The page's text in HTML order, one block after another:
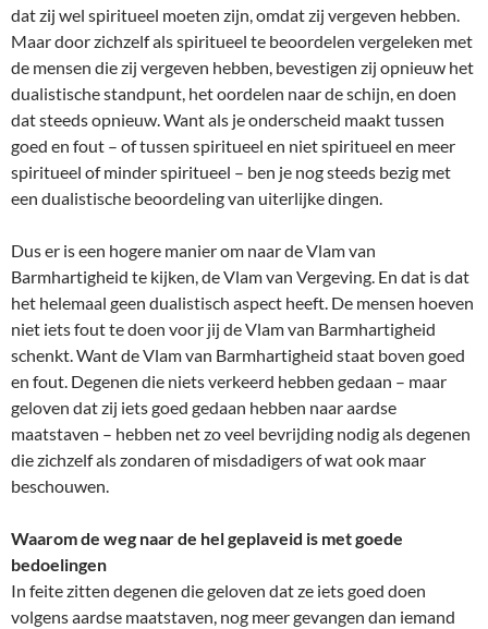
dat zij wel spiritueel moeten zijn, omdat zij vergeven hebben.
Maar door zichzelf als spiritueel te beoordelen vergeleken met
de mensen die zij vergeven hebben, bevestigen zij opnieuw het
dualistische standpunt, het oordelen naar de schijn, en doen
dat steeds opnieuw. Want als je onderscheid maakt tussen
goed en fout – of tussen spiritueel en niet spiritueel en meer
spiritueel of minder spiritueel – ben je nog steeds bezig met
een dualistische beoordeling van uiterlijke dingen.
Dus er is een hogere manier om naar de Vlam van
Barmhartigheid te kijken, de Vlam van Vergeving. En dat is dat
het helemaal geen dualistisch aspect heeft. De mensen hoeven
niet iets fout te doen voor jij de Vlam van Barmhartigheid
schenkt. Want de Vlam van Barmhartigheid staat boven goed
en fout. Degenen die niets verkeerd hebben gedaan – maar
geloven dat zij iets goed gedaan hebben naar aardse
maatstaven – hebben net zo veel bevrijding nodig als degenen
die zichzelf als zondaren of misdadigers of wat ook maar
beschouwen.
Waarom de weg naar de hel geplaveid is met goede
bedoelingen
In feite zitten degenen die geloven dat ze iets goed doen
volgens aardse maatstaven, nog meer gevangen dan iemand